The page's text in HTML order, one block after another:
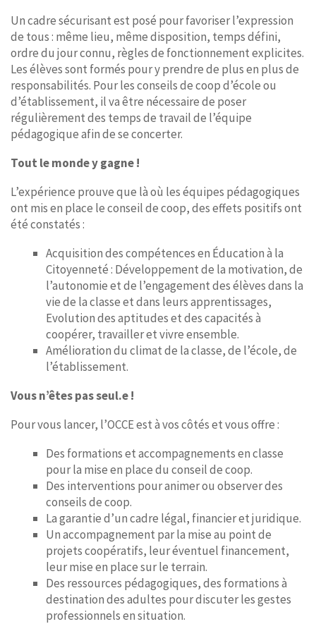
Un cadre sécurisant est posé pour favoriser l’expression
de tous : même lieu, même disposition, temps défini,
ordre du jour connu, règles de fonctionnement explicites.
Les élèves sont formés pour y prendre de plus en plus de
responsabilités. Pour les conseils de coop d’école ou
d’établissement, il va être nécessaire de poser
régulièrement des temps de travail de l’équipe
pédagogique afin de se concerter.
Tout le monde y gagne !
L’expérience prouve que là où les équipes pédagogiques
ont mis en place le conseil de coop, des effets positifs ont
été constatés :
Acquisition des compétences en Éducation à la
Citoyenneté : Développement de la motivation, de
l’autonomie et de l’engagement des élèves dans la
vie de la classe et dans leurs apprentissages,
Evolution des aptitudes et des capacités à
coopérer, travailler et vivre ensemble.
Amélioration du climat de la classe, de l’école, de
l’établissement.
Vous n’êtes pas seul.e !
Pour vous lancer, l’OCCE est à vos côtés et vous offre :
Des formations et accompagnements en classe
pour la mise en place du conseil de coop.
Des interventions pour animer ou observer des
conseils de coop.
La garantie d’un cadre légal, financier et juridique.
Un accompagnement par la mise au point de
projets coopératifs, leur éventuel financement,
leur mise en place sur le terrain.
Des ressources pédagogiques, des formations à
destination des adultes pour discuter les gestes
professionnels en situation.